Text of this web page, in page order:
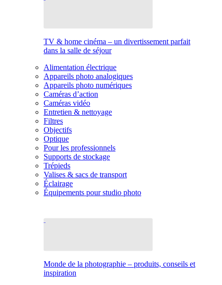
TV & home cinéma – un divertissement parfait
dans la salle de séjour
Alimentation électrique
Appareils photo analogiques
Appareils photo numériques
Caméras d’action
Caméras vidéo
Entretien & nettoyage
Filtres
Objectifs
Optique
Pour les professionnels
Supports de stockage
Trépieds
Valises & sacs de transport
Éclairage
Équipements pour studio photo
Monde de la photographie – produits, conseils et
inspiration